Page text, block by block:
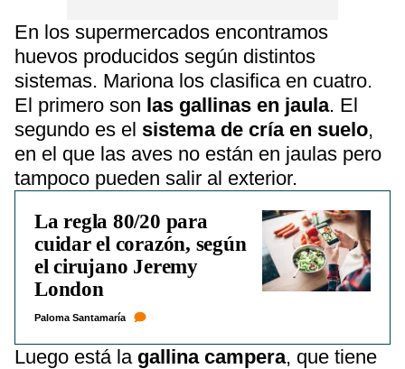
En los supermercados encontramos
huevos producidos según distintos
sistemas. Mariona los clasifica en cuatro.
El primero son las gallinas en jaula. El
segundo es el sistema de cría en suelo,
en el que las aves no están en jaulas pero
tampoco pueden salir al exterior.
La regla 80/20 para
cuidar el corazón, según
el cirujano Jeremy
London
Paloma Santamaría
Luego está la gallina campera, que tiene